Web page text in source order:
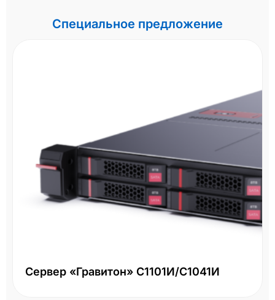
Специальное предложение
Сервер «Гравитон» С1101И/С1041И